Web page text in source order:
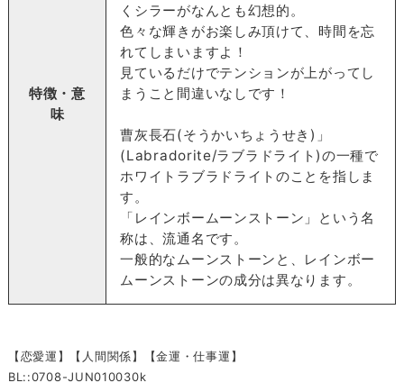
特徴・意
味
くシラーがなんとも幻想的。
色々な輝きがお楽しみ頂けて、時間を忘
れてしまいますよ！
見ているだけでテンションが上がってし
まうこと間違いなしです！
曹灰長石(そうかいちょうせき)」
(Labradorite/ラブラドライト)の一種で
ホワイトラブラドライトのことを指しま
す。
「レインボームーンストーン」という名
称は、流通名です。
一般的なムーンストーンと、レインボー
ムーンストーンの成分は異なります。
【恋愛運】【人間関係】【金運・仕事運】
BL::0708-JUN010030k